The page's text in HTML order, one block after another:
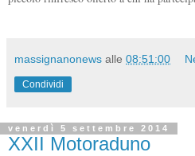
massignanonews alle 08:51:00
Condividi
venerdì 5 settembre 2014
XXII Motoraduno